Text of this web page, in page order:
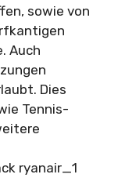
sowie von
Auch
Dies
Tennis-